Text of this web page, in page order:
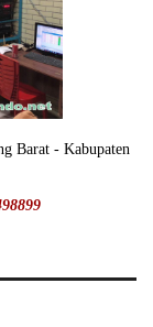
Barat - Kabupaten